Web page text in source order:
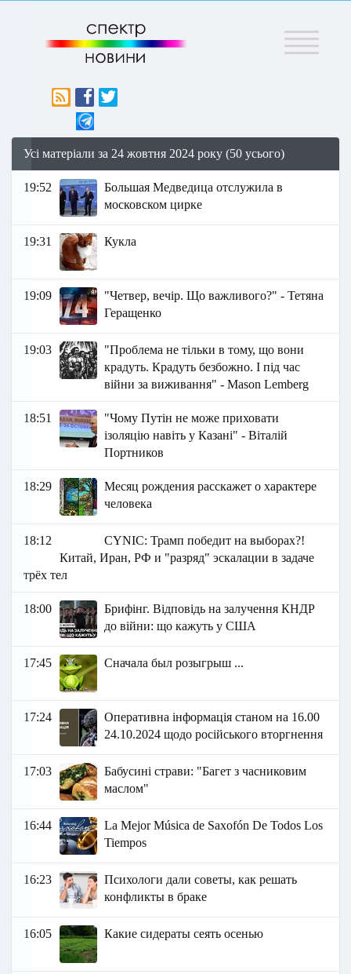
Меню
Усі матеріали за 24 жовтня 2024 року (50 усього)
19:52
Большая Медведица отслужила в
московском цирке
19:31 Кукла
19:09
"Четвер, вечір. Що важливого?" - Тетяна
Геращенко
19:03
"Проблема не тільки в тому, що вони
крадуть. Крадуть безбожно. І під час
війни за виживання" - Маson Lemberg
18:51
"Чому Путін не може приховати
ізоляцію навіть у Казані" - Віталій
Портников
18:29
Месяц рождения расскажет о характере
человека
18:12
СYNIC: Трамп победит на выборах?!
Китай, Иран, РФ и "разряд" эскалации в задаче
трёх тел
18:00
Брифінг. Відповідь на залучення КНДР
до війни: що кажуть у США
17:45 Сначала был розыгрыш ...
17:24
Оперативна інформація станом на 16.00
24.10.2024 щодо російського вторгнення
17:03
Бабусині страви: "Багет з часниковим
маслом"
16:44
La Mejor Música de Saxofón De Todos Los
Tiempos
16:23
Психологи дали советы, как решать
конфликты в браке
16:05 Какие сидераты сеять осенью